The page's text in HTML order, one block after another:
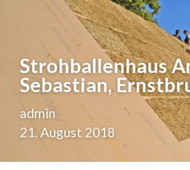
Strohballenhaus
Sebastian,
admin
21. August 2018